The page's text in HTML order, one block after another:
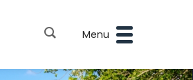
Menu